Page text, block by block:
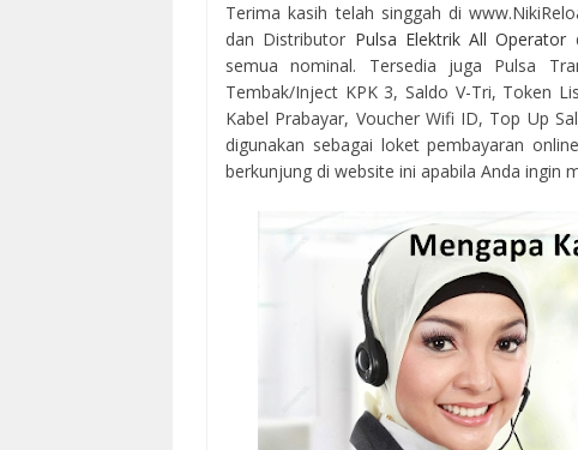
Terima kasih telah singgah di
dan Distributor Pulsa Elektrik All Operator
semua nominal. Tersedia juga Pulsa
Tembak/Inject KPK 3, Saldo V-Tri, Token
Kabel Prabayar, Voucher Wifi ID, Top Up
digunakan sebagai loket pembayaran
berkunjung di website ini apabila Anda ingin